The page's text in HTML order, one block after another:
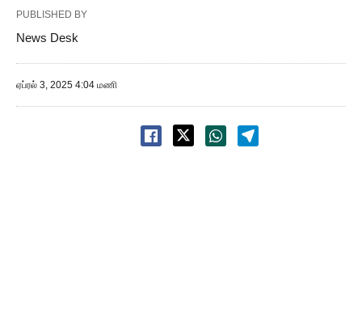
PUBLISHED BY
News Desk
ஏப்ரல் 3, 2025 4:04 மணி